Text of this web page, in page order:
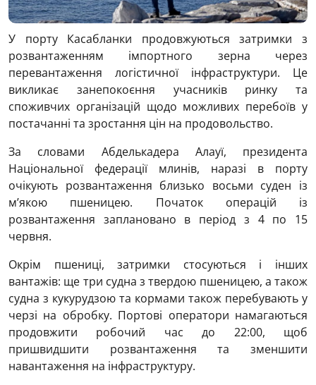
У порту Касабланки продовжуються затримки з
розвантаженням імпортного зерна через
перевантаження логістичної інфраструктури. Це
викликає занепокоєння учасників ринку та
споживчих організацій щодо можливих перебоїв у
постачанні та зростання цін на продовольство.
За словами Абделькадера Алауї, президента
Національної федерації млинів, наразі в порту
очікують розвантаження близько восьми суден із
м’якою пшеницею. Початок операцій із
розвантаження заплановано в період з 4 по 15
червня.
Окрім пшениці, затримки стосуються і інших
вантажів: ще три судна з твердою пшеницею, а також
судна з кукурудзою та кормами також перебувають у
черзі на обробку. Портові оператори намагаються
продовжити робочий час до 22:00, щоб
пришвидшити розвантаження та зменшити
навантаження на інфраструктуру.